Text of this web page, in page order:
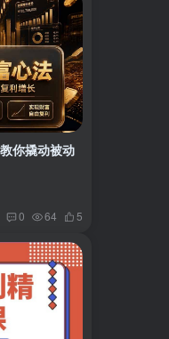
你撬动被动
0 64 5